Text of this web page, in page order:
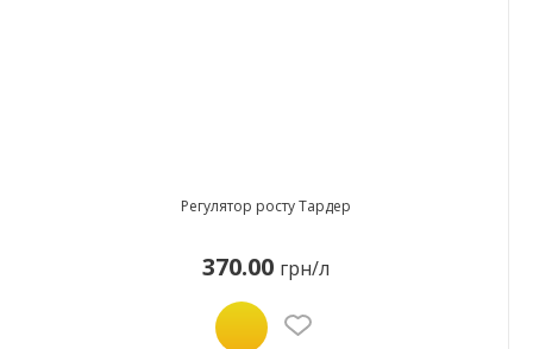
Регулятор росту Тардер
370.00 грн/л